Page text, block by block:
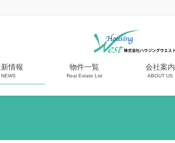
情報
NEWS
物件一覧
Real Estate List
会社案内
ABOUT US